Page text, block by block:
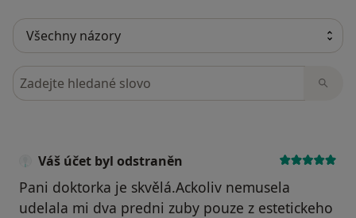
Hledejte v názorech
Váš účet byl odstraněn
Pani doktorka je skvělá.Ackoliv nemusela
udelala mi dva predni zuby pouze z estetickeho